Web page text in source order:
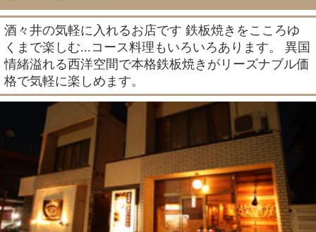
酒々井の気軽に入れるお店です 鉄板焼きをこころゆ
くまで楽しむ...コース料理もいろいろあります。 異国
情緒溢れる西洋空間で本格鉄板焼きがリーズナブル価
格で気軽に楽しめます。